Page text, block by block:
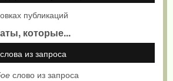
публикаций
которые...
слова из запроса
слово из запроса